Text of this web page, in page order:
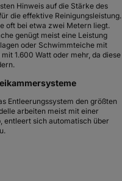
Hinweis auf die Stärke des
die effektive Reinigungsleistung.
oft bei etwa zwei Metern liegt.
genügt meist eine Leistung
oder Schwimmteiche mit
1.600 Watt oder mehr, da diese
Entleerungssystem den größten
arbeiten meist mit einer
entleert sich automatisch über